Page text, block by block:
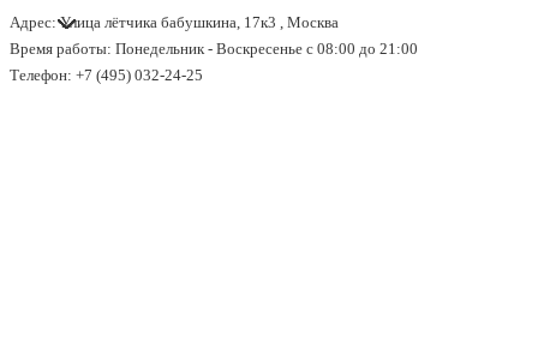
↓
Перейти
Адрес: Улица лётчика бабушкина, 17к3 , Москва
Время работы: Понедельник - Воскресенье с 08:00 до 21:00
Телефон: +7 (495) 032-24-25